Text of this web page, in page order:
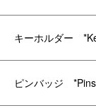
キーホルダー
ピンバッジ